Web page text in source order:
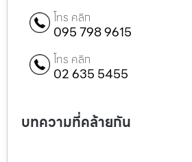
โทร คลิก
095 798 9615
โทร คลิก
02 635 5455
บทความที่คล้ายกัน